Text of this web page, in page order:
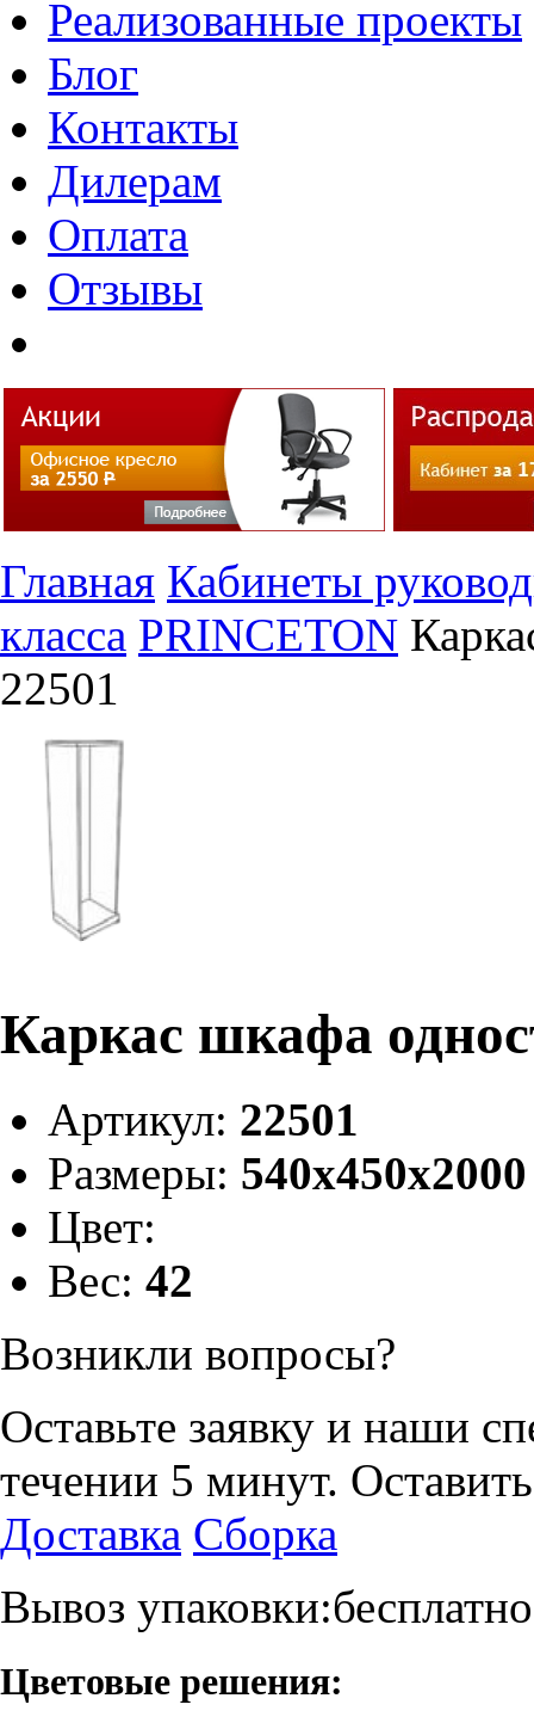
Реализованные проекты
Блог
Контакты
Дилерам
Оплата
Отзывы
Главная Кабинеты
класса PRINCETON
22501
Каркас шкафа
Артикул: 22501
Размеры: 540x450x2000
Цвет:
Вес: 42
Возникли вопросы?
Оставьте заявку и наши
течении 5 минут.
Доставка Сборка
Вывоз упаковки:бесплатно
Цветовые решения: